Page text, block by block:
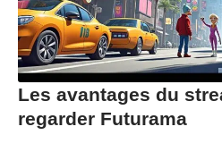
Les avantages du
regarder Futurama